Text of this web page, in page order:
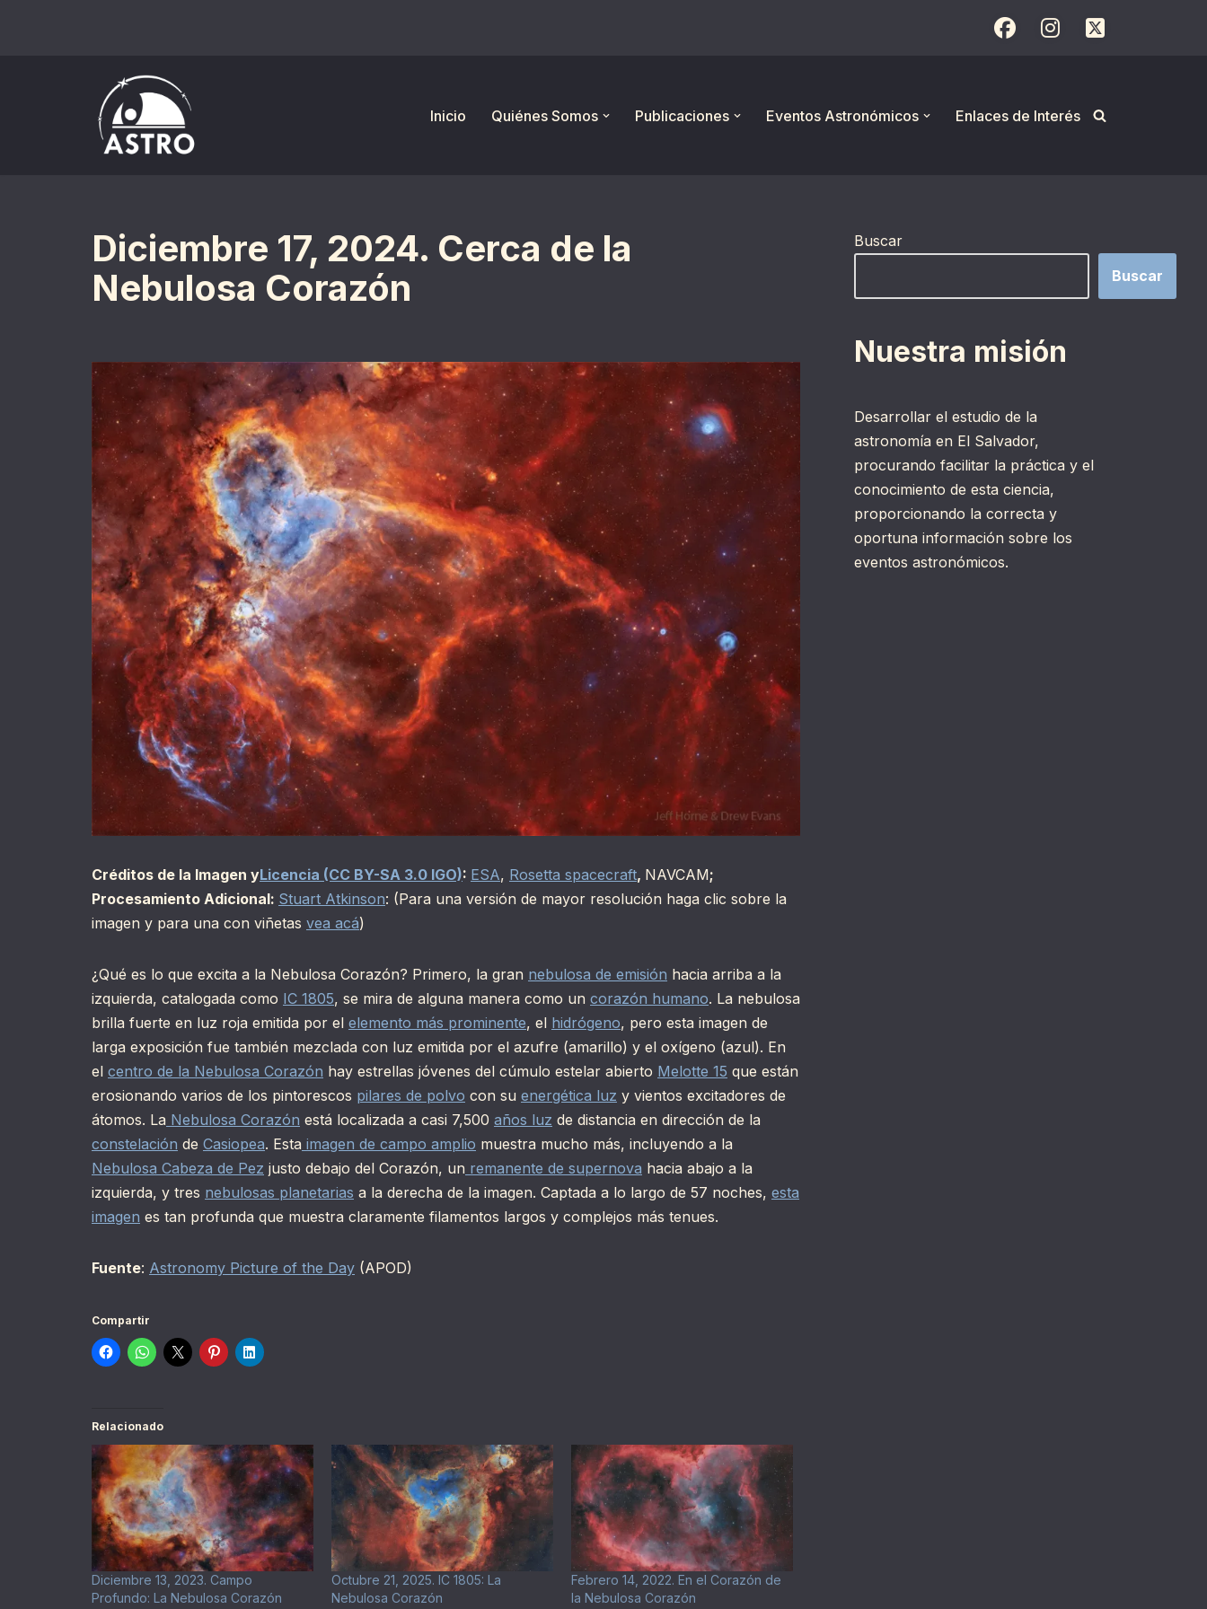
Inicio
Quiénes Somos Publicaciones Eventos Astronómicos Enlaces de Interés
Diciembre 17, 2024. Cerca de la
Nebulosa Corazón
Créditos de la Imagen yLicencia (CC BY-SA 3.0 IGO): ESA, Rosetta spacecraft, NAVCAM;
Procesamiento Adicional: Stuart Atkinson: (Para una versión de mayor resolución haga clic sobre la
imagen y para una con viñetas vea acá)
¿Qué es lo que excita a la Nebulosa Corazón? Primero, la gran nebulosa de emisión hacia arriba a la
izquierda, catalogada como IC 1805, se mira de alguna manera como un corazón humano. La nebulosa
brilla fuerte en luz roja emitida por el elemento más prominente, el hidrógeno, pero esta imagen de
larga exposición fue también mezclada con luz emitida por el azufre (amarillo) y el oxígeno (azul). En
el centro de la Nebulosa Corazón hay estrellas jóvenes del cúmulo estelar abierto Melotte 15 que están
erosionando varios de los pintorescos pilares de polvo con su energética luz y vientos excitadores de
átomos. La Nebulosa Corazón está localizada a casi 7,500 años luz de distancia en dirección de la
constelación de Casiopea. Esta imagen de campo amplio muestra mucho más, incluyendo a la
Nebulosa Cabeza de Pez justo debajo del Corazón, un remanente de supernova hacia abajo a la
izquierda, y tres nebulosas planetarias a la derecha de la imagen. Captada a lo largo de 57 noches, esta
imagen es tan profunda que muestra claramente filamentos largos y complejos más tenues.
Fuente: Astronomy Picture of the Day (APOD)
Compartir
Relacionado
Diciembre 13, 2023. Campo
Profundo: La Nebulosa Corazón
Octubre 21, 2025. IC 1805: La
Nebulosa Corazón
Febrero 14, 2022. En el Corazón de
la Nebulosa Corazón
Buscar
Buscar
Nuestra misión
Desarrollar el estudio de la
astronomía en El Salvador,
procurando facilitar la práctica y el
conocimiento de esta ciencia,
proporcionando la correcta y
oportuna información sobre los
eventos astronómicos.